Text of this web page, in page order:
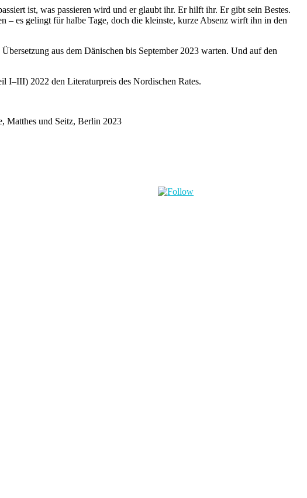
ist, was passieren wird und er glaubt ihr. Er hilft ihr. Er gibt sein Bestes.
– es gelingt für halbe Tage, doch die kleinste, kurze Absenz wirft ihn in den
aus dem Dänischen bis September 2023 warten. Und auf den
I–III) 2022 den Literaturpreis des Nordischen Rates.
Matthes und Seitz, Berlin 2023